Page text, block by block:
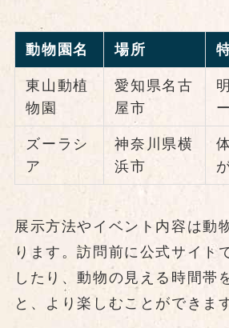
動物園名 場所
東山動植
物園
愛知県名古
屋市
ズーラシ
ア
神奈川県横
浜市
展示方法やイベント内容は動
ります。訪問前に公式サイト
したり、動物の見える時間帯
と、より楽しむことができま